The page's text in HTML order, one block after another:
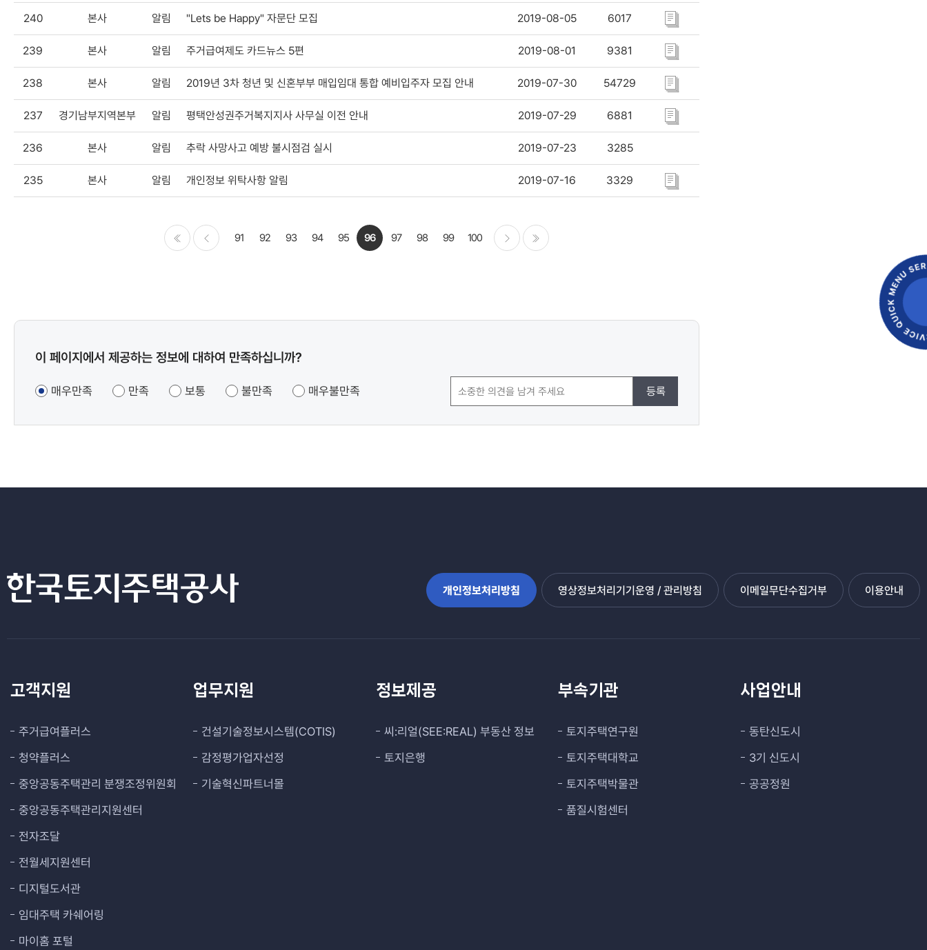
조회수,
240 본사 알림 "Lets be Happy" 자문단 모집 2019-08-05 6017
239 본사 알림 주거급여제도 카드뉴스 5편 2019-08-01 9381
238 본사 알림 2019년 3차 청년 및 신혼부부 매입임대 통합 예비입주자 모집 안내 2019-07-30 54729
237 경기남부지역본부 알림 평택안성권주거복지지사 사무실 이전 안내 2019-07-29 6881
236 본사 알림 추락 사망사고 예방 불시점검 실시 2019-07-23 3285
235 본사 알림 개인정보 위탁사항 알림 2019-07-16 3329
91 92 93 94 95 96 97 98 99 100
콘텐츠
조사
이 페이지에서 제공하는 정보에 대하여 만족하십니까?
매우만족 만족 보통 불만족 매우불만족 등록
개인정보처리방침 영상정보처리기기운영 / 관리방침 이메일무단수집거부 이용안내
고객지원
주거급여플러스
청약플러스
중앙공동주택관리 분쟁조정위원회
중앙공동주택관리지원센터
전자조달
전월세지원센터
디지털도서관
임대주택 카쉐어링
마이홈 포털
업무지원
건설기술정보시스템(COTIS)
감정평가업자선정
기술혁신파트너몰
정보제공
씨:리얼(SEE:REAL) 부동산 정보
토지은행
부속기관
토지주택연구원
토지주택대학교
토지주택박물관
품질시험센터
사업안내
동탄신도시
3기 신도시
공공정원